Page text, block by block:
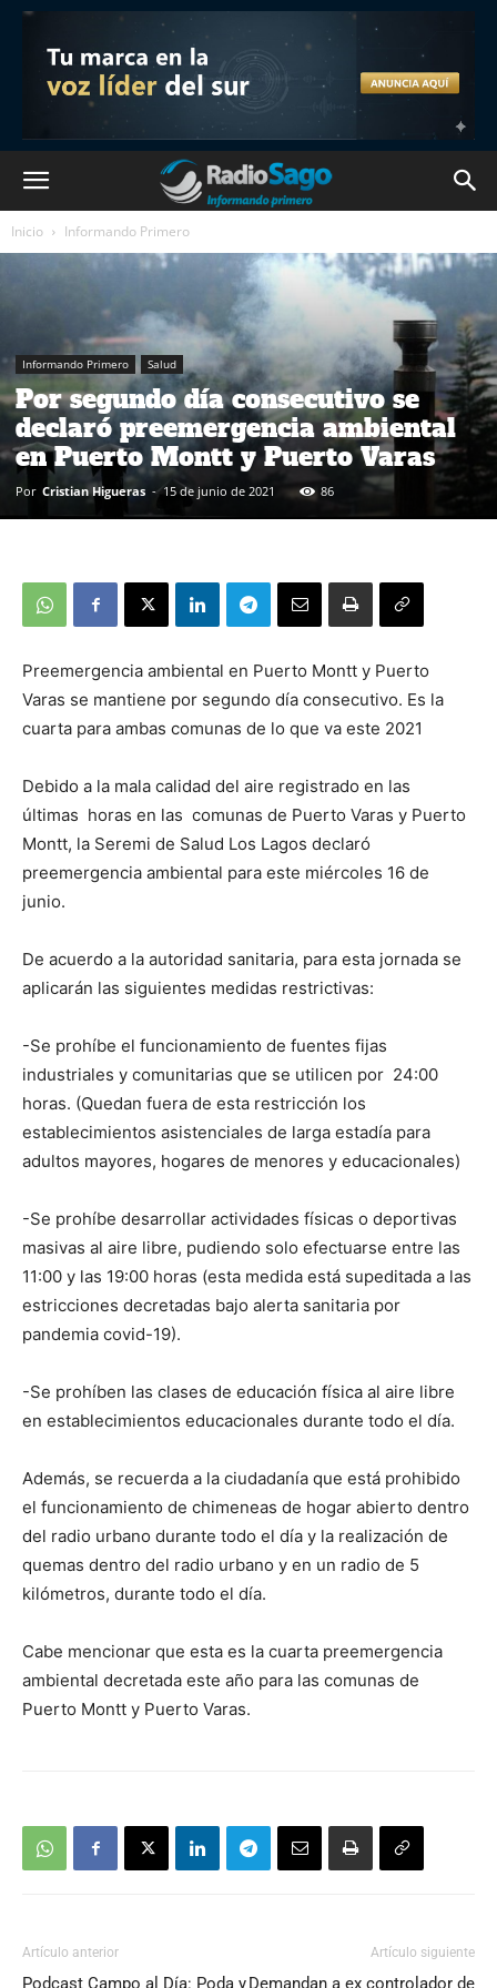
Inicio Informando Primero
Informando Primero Salud
Por segundo día consecutivo se
declaró preemergencia ambiental
en Puerto Montt y Puerto Varas
Por Cristian Higueras - 15 de junio de 2021 86
Preemergencia ambiental en Puerto Montt y Puerto
Varas se mantiene por segundo día consecutivo. Es la
cuarta para ambas comunas de lo que va este 2021
Debido a la mala calidad del aire registrado en las
últimas horas en las comunas de Puerto Varas y Puerto
Montt, la Seremi de Salud Los Lagos declaró
preemergencia ambiental para este miércoles 16 de
junio.
De acuerdo a la autoridad sanitaria, para esta jornada se
aplicarán las siguientes medidas restrictivas:
-Se prohíbe el funcionamiento de fuentes fijas
industriales y comunitarias que se utilicen por 24:00
horas. (Quedan fuera de esta restricción los
establecimientos asistenciales de larga estadía para
adultos mayores, hogares de menores y educacionales)
-Se prohíbe desarrollar actividades físicas o deportivas
masivas al aire libre, pudiendo solo efectuarse entre las
11:00 y las 19:00 horas (esta medida está supeditada a las
estricciones decretadas bajo alerta sanitaria por
pandemia covid-19).
-Se prohíben las clases de educación física al aire libre
en establecimientos educacionales durante todo el día.
Además, se recuerda a la ciudadanía que está prohibido
el funcionamiento de chimeneas de hogar abierto dentro
del radio urbano durante todo el día y la realización de
quemas dentro del radio urbano y en un radio de 5
kilómetros, durante todo el día.
Cabe mencionar que esta es la cuarta preemergencia
ambiental decretada este año para las comunas de
Puerto Montt y Puerto Varas.
Artículo anterior
Podcast Campo al Día: Poda y
Artículo siguiente
Demandan a ex controlador de